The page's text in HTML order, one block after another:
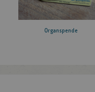
Organspende